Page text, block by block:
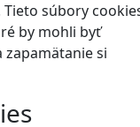
súbory
by mohli byť
si